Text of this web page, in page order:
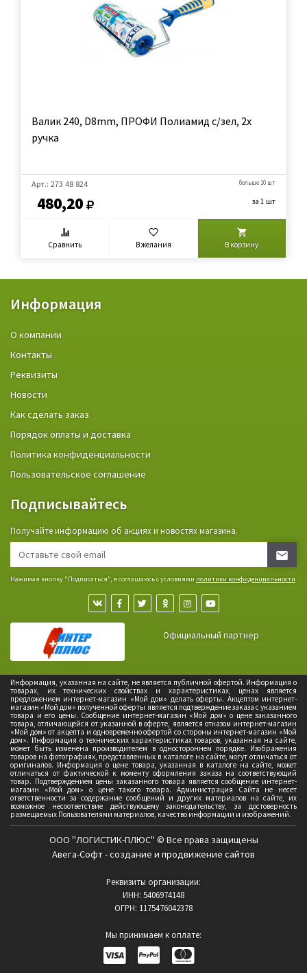
Валик 240, D8mm, ПРОФИ Полиамид с/зел, 2х
ручка
Арт.: 273 48 824
480,20
больше 10 шт
за 1 шт
Сравнить В желания В корзину
Информация
О компании
Контакты
Реквизиты
Новости
Как сделать заказ
Порядок оплаты и доставка
Политика конфиденциальности
Пользовательское соглашение
Подписывайтесь
Получайте информацию об акциях и новостях магазина.
Нажимая кнопку "Подписаться", я соглашаюсь с условиями политики конфиденциальности
Официальный партнер
Информация, указанная на сайте, не является публичной офертой. Информация о
товарах, их технических свойствах и характеристиках, ценах является
предложением интернет-магазин «Мой дом» делать оферты. Акцептом интернет-
магазин «Мой дом» полученной оферты является подтверждение заказа с указанием
товара и его цены. Сообщение интернет-магазин «Мой дом» о цене заказанного
товара, отличающейся от указанной в оферте, является отказом интернет-магазин
«Мой дом» от акцепта и одновременно офертой со стороны интернет-магазин «Мой
дом». Информация о технических характеристиках товаров, указанная на сайте,
может быть изменена производителем в одностороннем порядке. Изображения
товаров на фотографиях, представленных в каталоге на сайте, могут отличаться от
оригиналов. Информация о цене товара, указанная в каталоге на сайте, может
отличаться от фактической к моменту оформления заказа на соответствующий
товар. Подтверждением цены заказанного товара является сообщение интернет-
магазин «Мой дом» о цене такого товара. Администрация Сайта не несет
ответственности за содержание сообщений и других материалов на сайте, их
возможное несоответствие действующему законодательству, за достоверность
размещаемых Пользователями материалов, качество информации и изображений.
ООО "ЛОГИСТИК-ПЛЮС" © Все права защищены
Авега-Софт - создание и продвижение сайтов
Реквизиты организации:
ИНН: 5406974148
ОГРН: 1175476042378
Мы принимаем к оплате: